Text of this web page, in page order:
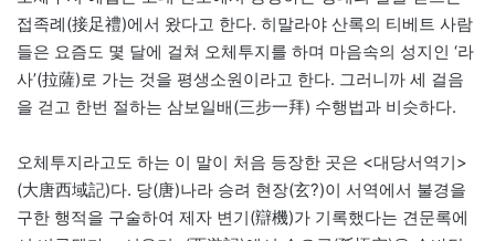
접족례(接足禮)에서 왔다고 한다. 히말라야 산록의 티베트 사람
들은 요즘도 몇 달에 걸쳐 오체투지를 하며 마음속의 성지인 ‘라
사’(拉薩)로 가는 것을 평생소원이라고 한다. 그러니까 세 걸음
을 걷고 한번 절하는 삼보일배(三步一拜) 수행법과 비슷하다.
오체투지라고도 하는 이 말이 처음 등장한 곳은 <대당서역기>
(大唐西域記)다. 당(唐)나라 승려 현장(玄?)이 서역에서 불경을
구한 행적을 구술하여 제자 변기(辯機)가 기록했다는 견문록에